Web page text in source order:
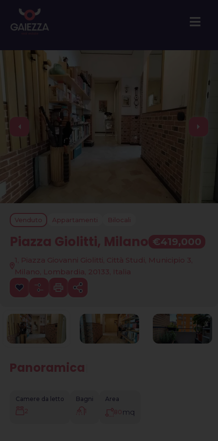
Venduto Appartamenti Bilocali
Piazza Giolitti, Milano €419,000
1, Piazza Giovanni Giolitti, Città Studi, Municipio 3,
Milano, Lombardia, 20133, Italia
Panoramica
Camere da letto
2
Bagni
1
Area
80 mq